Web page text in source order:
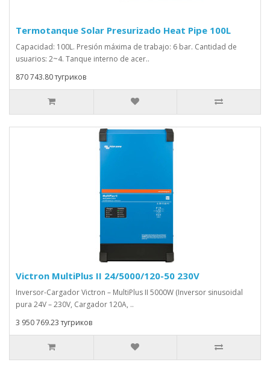
Termotanque Solar Presurizado Heat Pipe 100L
Capacidad: 100L. Presión máxima de trabajo: 6 bar. Cantidad de
usuarios: 2~4. Tanque interno de acer..
870 743.80 тугриков
Victron MultiPlus II 24/5000/120-50 230V
Inversor-Cargador Victron – MultiPlus II 5000W (Inversor sinusoidal
pura 24V – 230V, Cargador 120A, ..
3 950 769.23 тугриков